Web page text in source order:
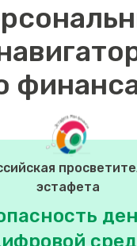
эстафета